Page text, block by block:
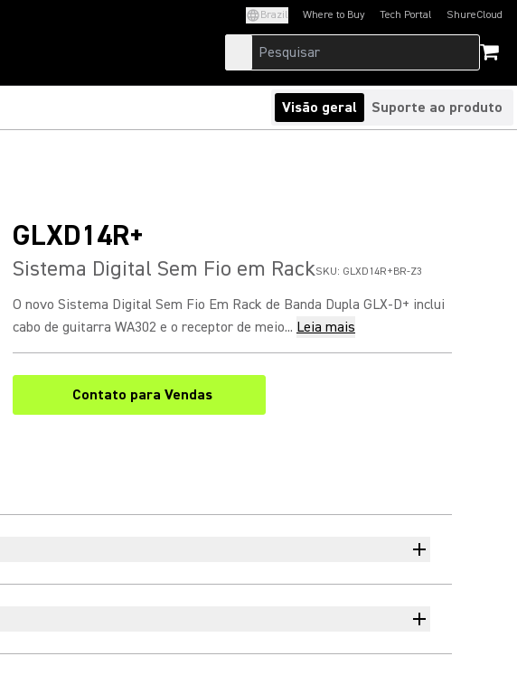
Brazil Where to Buy Tech Portal
(Opens in a new tab)ShureCloud
(Opens in a new
Visão geral Suporte ao produto
GLXD14R+
Sistema Digital Sem Fio em RackSKU: GLXD14R+BR-Z3
O novo Sistema Digital Sem Fio Em Rack de Banda Dupla GLX-D+ inclui
cabo de guitarra WA302 e o receptor de meio... Leia mais
Contato para Vendas